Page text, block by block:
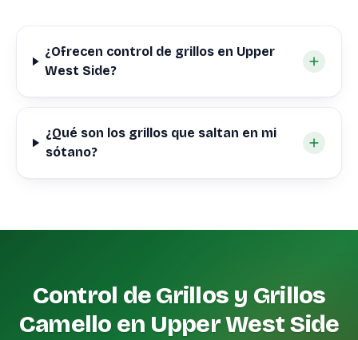
¿Ofrecen control de grillos en Upper
West Side?
¿Qué son los grillos que saltan en mi
sótano?
Control de Grillos y Grillos
Camello en Upper West Side